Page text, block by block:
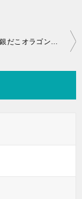
【モンスト】銀だこオラゴンの評価と運極適正